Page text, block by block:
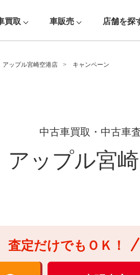
買取 車販売 店舗を探
アップル宮崎空港店 キャンペーン
中古車買取・中古車
アップル宮
査定だけでもＯＫ！